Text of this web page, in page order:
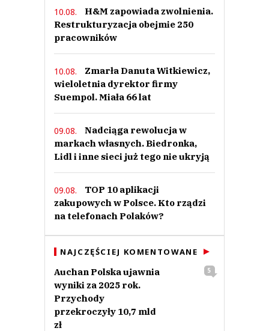
10.08.
H&M zapowiada zwolnienia.
Restrukturyzacja obejmie 250
pracowników
10.08.
Zmarła Danuta Witkiewicz,
wieloletnia dyrektor firmy
Suempol. Miała 66 lat
09.08.
Nadciąga rewolucja w
markach własnych. Biedronka,
Lidl i inne sieci już tego nie ukryją
09.08.
TOP 10 aplikacji
zakupowych w Polsce. Kto rządzi
na telefonach Polaków?
NAJCZĘŚCIEJ KOMENTOWANE
Auchan Polska ujawnia
wyniki za 2025 rok.
Przychody
przekroczyły 10,7 mld
zł
5